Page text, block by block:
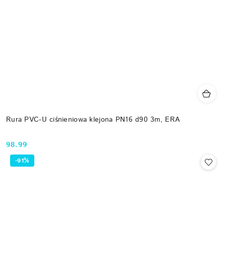
Rura PVC-U ciśnieniowa klejona PN16 d90 3m, ERA
Cena:
98.99
-91%